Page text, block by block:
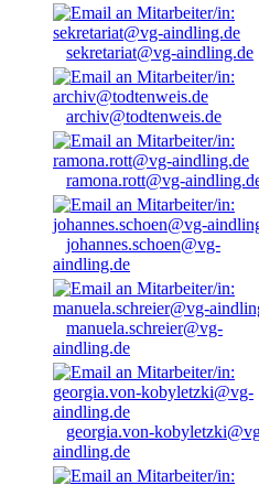
sekretariat@vg-aindling.de
archiv@todtenweis.de
ramona.rott@vg-
johannes.schoen@vg-
aindling.de
manuela.schreier@vg-
aindling.de
georgia.von-
aindling.de